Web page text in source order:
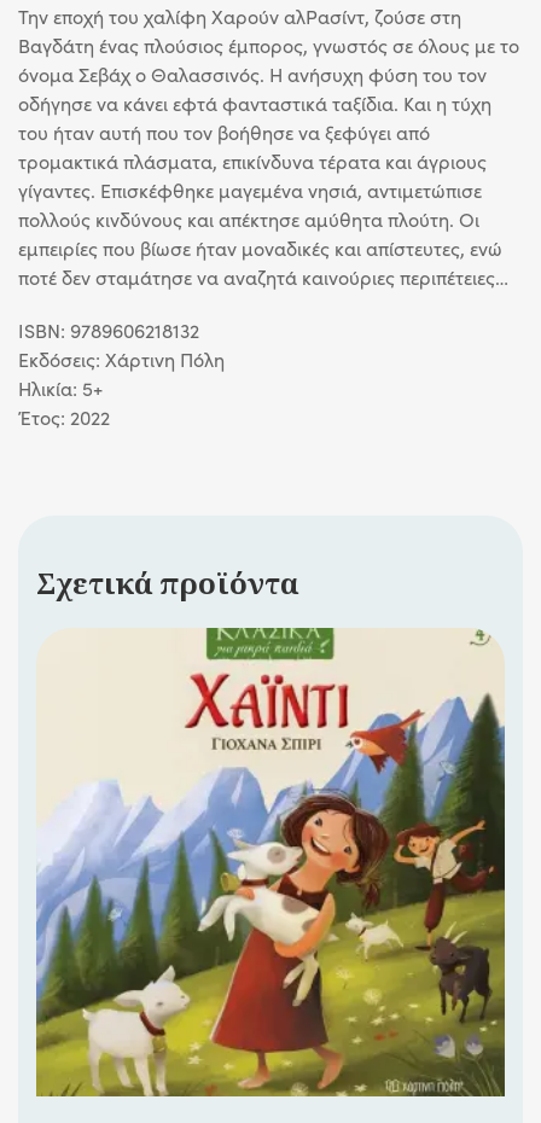
Την εποχή του χαλίφη Χαρούν αλΡασίντ, ζούσε στη
Βαγδάτη ένας πλούσιος έμπορος, γνωστός σε όλους με το
όνομα Σεβάχ ο Θαλασσινός. Η ανήσυχη φύση του τον
οδήγησε να κάνει εφτά φανταστικά ταξίδια. Και η τύχη
του ήταν αυτή που τον βοήθησε να ξεφύγει από
τρομακτικά πλάσματα, επικίνδυνα τέρατα και άγριους
γίγαντες. Επισκέφθηκε μαγεμένα νησιά, αντιμετώπισε
πολλούς κινδύνους και απέκτησε αμύθητα πλούτη. Οι
εμπειρίες που βίωσε ήταν μοναδικές και απίστευτες, ενώ
ποτέ δεν σταμάτησε να αναζητά καινούριες περιπέτειες…
ISBN: 9789606218132
Εκδόσεις: Χάρτινη Πόλη
Ηλικία: 5+
Έτος: 2022
Σχετικά προϊόντα